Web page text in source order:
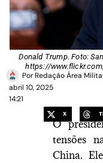
Donald Trump. Foto:
https://
PorRedação Área
abril 10, 2025
14:21
X
O
tensões
China.